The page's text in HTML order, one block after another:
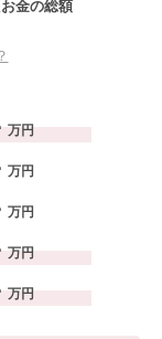
金の総額
万円
万円
万円
万円
万円